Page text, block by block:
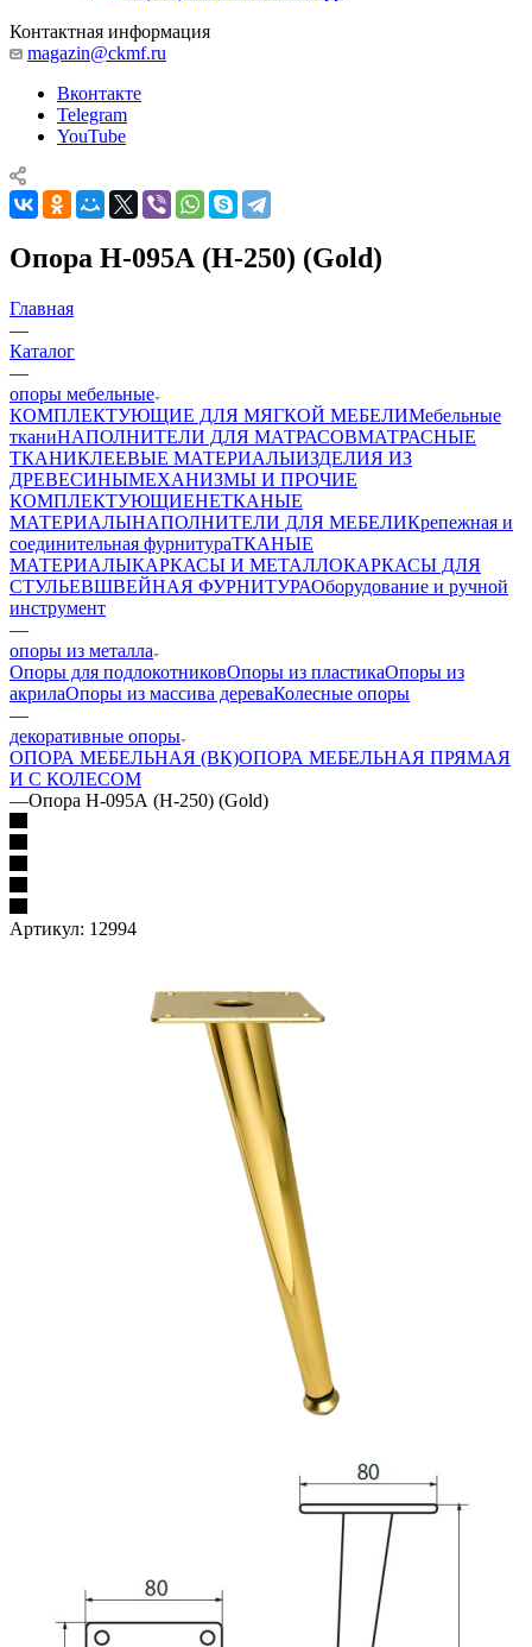
Контактная информация
magazin@ckmf.ru
Вконтакте
Telegram
YouTube
Опора Н-095А (H-250) (Gold)
Главная
—
Каталог
—
опоры мебельные
КОМПЛЕКТУЮЩИЕ ДЛЯ МЯГКОЙ МЕБЕЛИМебельные
тканиНАПОЛНИТЕЛИ ДЛЯ МАТРАСОВМАТРАСНЫЕ
ТКАНИКЛЕЕВЫЕ МАТЕРИАЛЫИЗДЕЛИЯ ИЗ
ДРЕВЕСИНЫМЕХАНИЗМЫ И ПРОЧИЕ
КОМПЛЕКТУЮЩИЕНЕТКАНЫЕ
МАТЕРИАЛЫНАПОЛНИТЕЛИ ДЛЯ МЕБЕЛИКрепежная и
соединительная фурнитураТКАНЫЕ
МАТЕРИАЛЫКАРКАСЫ И МЕТАЛЛОКАРКАСЫ ДЛЯ
СТУЛЬЕВШВЕЙНАЯ ФУРНИТУРАОборудование и ручной
инструмент
—
опоры из металла
Опоры для подлокотниковОпоры из пластикаОпоры из
акрилаОпоры из массива дереваКолесные опоры
—
декоративные опоры
ОПОРА МЕБЕЛЬНАЯ (ВК)ОПОРА МЕБЕЛЬНАЯ ПРЯМАЯ
И С КОЛЕСОМ
—Опора Н-095А (H-250) (Gold)
Артикул: 12994